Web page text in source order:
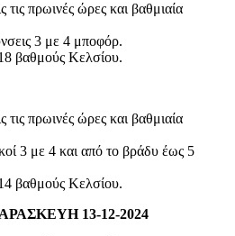
πρωινές ώρες και βαθμιαία
3 με 4 μποφόρ.
βαθμούς Κελσίου.
πρωινές ώρες και βαθμιαία
3 με 4 και από το βράδυ έως 5
βαθμούς Κελσίου.
13-12-2024